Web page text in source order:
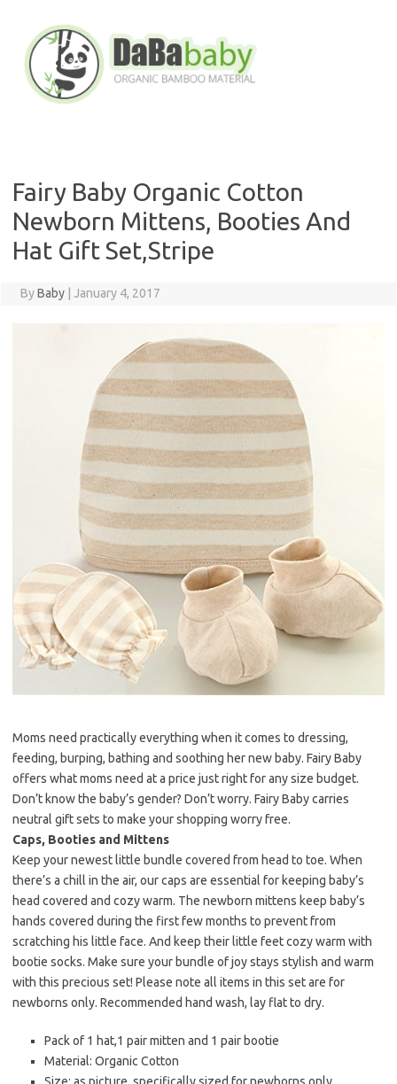
content
Fairy Baby Organic Cotton
Newborn Mittens, Booties And
Hat Gift Set,Stripe
ByBaby January 4, 2017
Moms need practically everything when it comes to dressing,
feeding, burping, bathing and soothing her new baby. Fairy Baby
offers what moms need at a price just right for any size budget.
Don’t know the baby’s gender? Don’t worry. Fairy Baby carries
neutral gift sets to make your shopping worry free.
Caps, Booties and Mittens
Keep your newest little bundle covered from head to toe. When
there’s a chill in the air, our caps are essential for keeping baby’s
head covered and cozy warm. The newborn mittens keep baby’s
hands covered during the first few months to prevent from
scratching his little face. And keep their little feet cozy warm with
bootie socks. Make sure your bundle of joy stays stylish and warm
with this precious set! Please note all items in this set are for
newborns only. Recommended hand wash, lay flat to dry.
Pack of 1 hat,1 pair mitten and 1 pair bootie
Material: Organic Cotton